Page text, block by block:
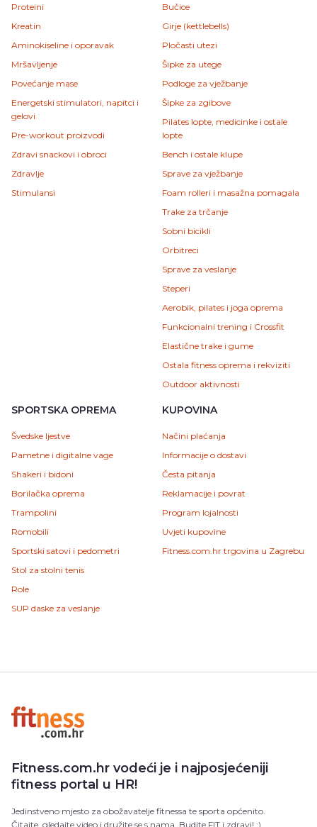
Proteini
Kreatin
Aminokiseline i oporavak
Mršavljenje
Povećanje mase
Energetski stimulatori, napitci i
gelovi
Pre-workout proizvodi
Zdravi snackovi i obroci
Zdravlje
Stimulansi
Bučice
Girje (kettlebells)
Pločasti utezi
Šipke za utege
Podloge za vježbanje
Šipke za zgibove
Pilates lopte, medicinke i ostale
lopte
Bench i ostale klupe
Sprave za vježbanje
Foam rolleri i masažna pomagala
Trake za trčanje
Sobni bicikli
Orbitreci
Sprave za veslanje
Steperi
Aerobik, pilates i joga oprema
Funkcionalni trening i Crossfit
Elastične trake i gume
Ostala fitness oprema i rekviziti
Outdoor aktivnosti
SPORTSKA OPREMA
Švedske ljestve
Pametne i digitalne vage
Shakeri i bidoni
Borilačka oprema
Trampolini
Romobili
Sportski satovi i pedometri
Stol za stolni tenis
Role
SUP daske za veslanje
KUPOVINA
Načini plaćanja
Informacije o dostavi
Česta pitanja
Reklamacije i povrat
Program lojalnosti
Uvjeti kupovine
Fitness.com.hr trgovina u Zagrebu
Fitness.com.hr vodeći je i najposjećeniji
fitness portal u HR!
Jedinstveno mjesto za obožavatelje fitnessa te sporta općenito.
Čitajte, gledajte video i družite se s nama. Budite FIT i zdravi! :)